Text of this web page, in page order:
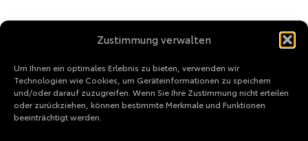
Zustimmung verwalten
Um Ihnen ein optimales Erlebnis zu bieten, verwenden wir
Technologien wie Cookies, um Geräteinformationen zu speichern
und/oder darauf zuzugreifen. Wenn Sie Ihre Zustimmung nicht erteilen
oder zurückziehen, können bestimmte Merkmale und Funktionen
beeinträchtigt werden.